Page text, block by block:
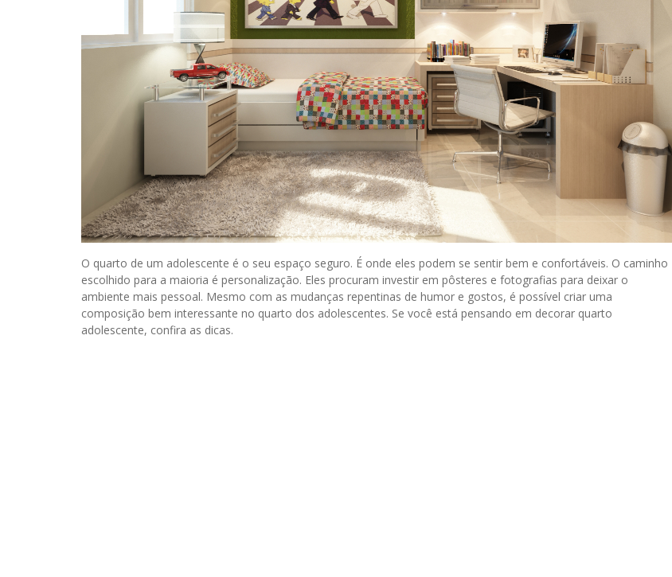
O quarto de um adolescente é o seu espaço seguro. É onde eles podem se sentir bem e confortáveis. O caminho
escolhido para a maioria é personalização. Eles procuram investir em pôsteres e fotografias para deixar o
ambiente mais pessoal. Mesmo com as mudanças repentinas de humor e gostos, é possível criar uma
composição bem interessante no quarto dos adolescentes. Se você está pensando em decorar quarto
adolescente, confira as dicas.